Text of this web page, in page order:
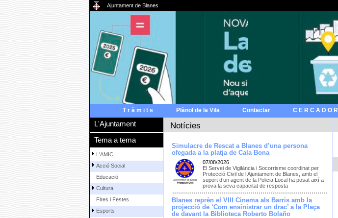
Ajuntament de Blanes
T r à m i t s Plànol de la Vila Contactar C E R C A D O R
L'Ajuntament
Tema a tema
L'AMIC
Acció Social
Educació
Cultura
Fires i Festes
Esports
Notícies
Simulacre de Rescat a Blanes d’una persona
ofegada a la platja de Cala Bona
07/08/2026
El Servei de Vigilància i Socorrisme coordinat per
Protecció Civil de l’Ajuntament de Blanes, amb el
suport d’un agent de la Policia Local ha posat així a
prova la seva capacitat de resposta
Blanes reprèn el VIII Cinema als Barris amb la
projecció de ‘Com ensinistrar un drac’ a la Plaça
de davant la Biblioteca Roberto Bolaño